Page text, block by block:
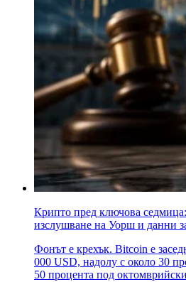
Крипто пред ключова
изслушване на Уорш и данни
Фонът е крехък. Bitcoin е
000 USD, надолу с около 30
50 процента под